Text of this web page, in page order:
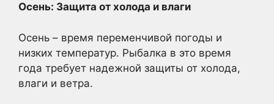
Осень: Защита от холода и влаги
Осень – время переменчивой погоды и
низких температур. Рыбалка в это время
года требует надежной защиты от холода,
влаги и ветра.